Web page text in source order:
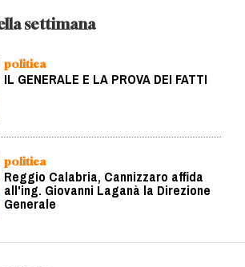
settimana
politica
IL GENERALE E LA PROVA DEI FATTI
politica
Reggio Calabria, Cannizzaro affida
all'ing. Giovanni Laganà la Direzione
Generale